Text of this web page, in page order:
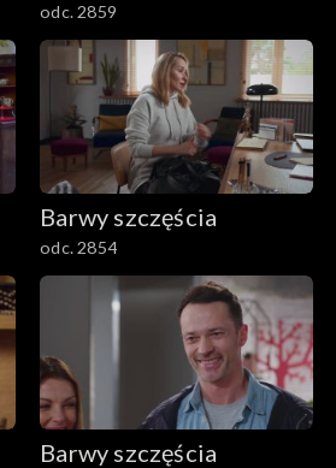
odc. 2859
Barwy szczęścia
odc. 2854
Barwy szczęścia